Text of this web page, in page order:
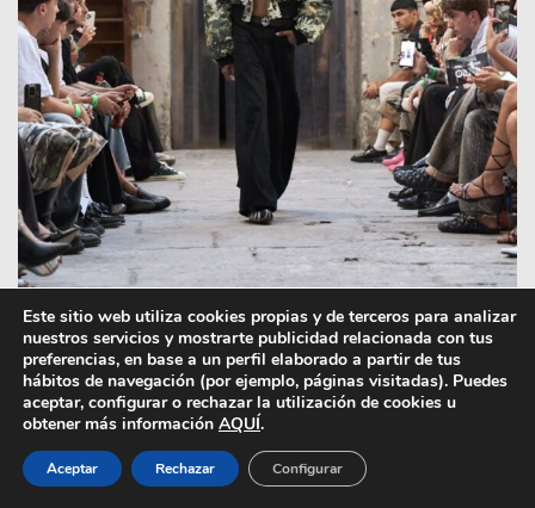
Este sitio web utiliza cookies propias y de terceros para analizar
nuestros servicios y mostrarte publicidad relacionada con tus
preferencias, en base a un perfil elaborado a partir de tus
hábitos de navegación (por ejemplo, páginas visitadas). Puedes
aceptar, configurar o rechazar la utilización de cookies u
obtener más información AQUÍ.
Aceptar Rechazar Configurar